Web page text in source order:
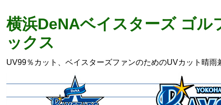
横浜DeNAベイスターズ ゴル
ックス
UV99％カット、ベイスターズファンのためのUVカット晴雨